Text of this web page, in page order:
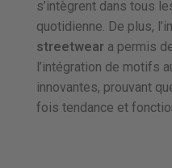
s’intègrent dans tous
quotidienne. De plus,
streetwear a permis
l’intégration de motifs
innovantes, prouvant
fois tendance et